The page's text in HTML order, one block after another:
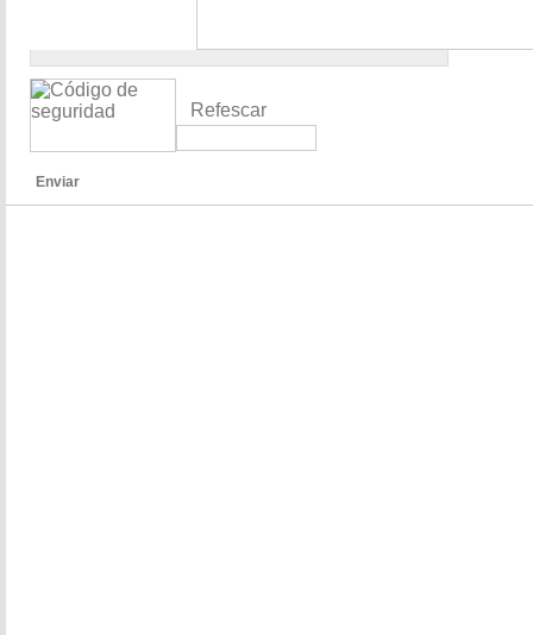
Refescar
Enviar